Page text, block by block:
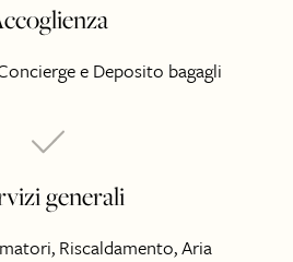
e Deposito bagagli
generali
Riscaldamento, Aria